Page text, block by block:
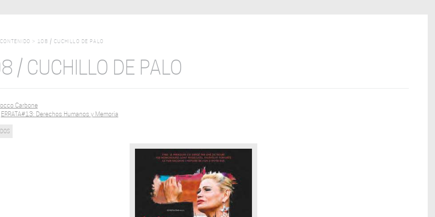
CONTENIDO > 108 / CUCHILLO DE PALO
/ CUCHILLO DE PALO
Carbone
ERRATA#13: Derechos Humanos y Memoria